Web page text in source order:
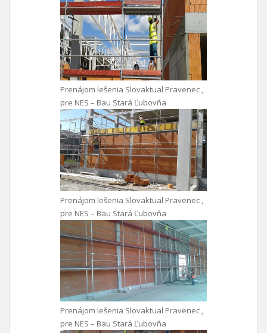
Prenájom lešenia Slovaktual Pravenec ,
pre NES – Bau Stará Ľubovňa
Prenájom lešenia Slovaktual Pravenec ,
pre NES – Bau Stará Ľubovňa
Prenájom lešenia Slovaktual Pravenec ,
pre NES – Bau Stará Ľubovňa